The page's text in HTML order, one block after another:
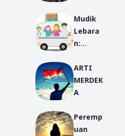
Mudik
Lebara
n:
Menghi
dupkan
Silatura
ARTI
MERDEK
A
Peremp
uan